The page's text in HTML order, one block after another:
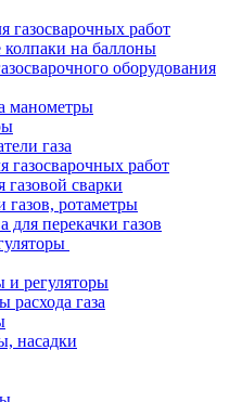
газосварочных работ
на баллоны
оборудования
манометры
газа
газосварочных работ
газовой сварки
газов, ротаметры
для перекачки газов
и регуляторы
расхода газа
насадки